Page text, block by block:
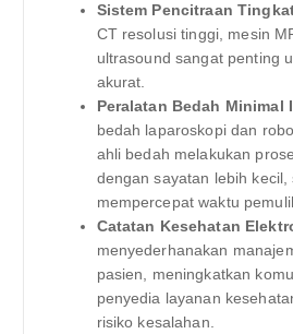
Sistem Pencitraan
CT resolusi tinggi, mesin
ultrasound sangat penting
akurat.
Peralatan Bedah Minimal
bedah laparoskopi dan
ahli bedah melakukan
dengan sayatan lebih kecil,
mempercepat waktu
Catatan Kesehatan
menyederhanakan
pasien, meningkatkan
penyedia layanan
risiko kesalahan.